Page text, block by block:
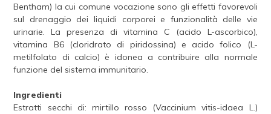
Bentham) la cui comune vocazione sono gli effetti favorevoli
sul drenaggio dei liquidi corporei e funzionalità delle vie
urinarie. La presenza di vitamina C (acido L-ascorbico),
vitamina B6 (cloridrato di piridossina) e acido folico (L-
metilfolato di calcio) è idonea a contribuire alla normale
funzione del sistema immunitario.
Ingredienti
Estratti secchi di: mirtillo rosso (Vaccinium vitis-idaea L.)